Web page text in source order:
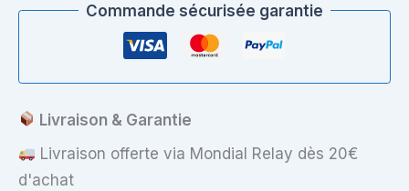
Commande sécurisée garantie
Livraison & Garantie
Livraison offerte via Mondial Relay dès 20€
d'achat